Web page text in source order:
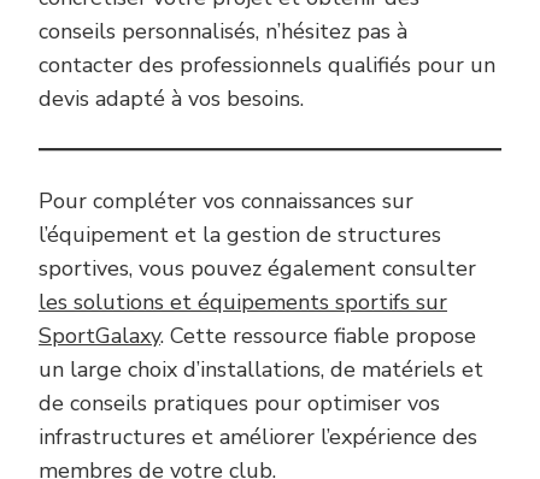
conseils personnalisés, n’hésitez pas à
contacter des professionnels qualifiés pour un
devis adapté à vos besoins.
Pour compléter vos connaissances sur
l’équipement et la gestion de structures
sportives, vous pouvez également consulter
les solutions et équipements sportifs sur
SportGalaxy. Cette ressource fiable propose
un large choix d’installations, de matériels et
de conseils pratiques pour optimiser vos
infrastructures et améliorer l’expérience des
membres de votre club.